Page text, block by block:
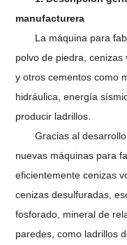
manufacturera
La máquina para
polvo de piedra,
y otros cementos como
hidráulica, energía
producir ladrillos.
Gracias al
nuevas máquinas para
eficientemente cenizas
cenizas desulfuradas,
fosforado, mineral de
paredes, como ladrillos